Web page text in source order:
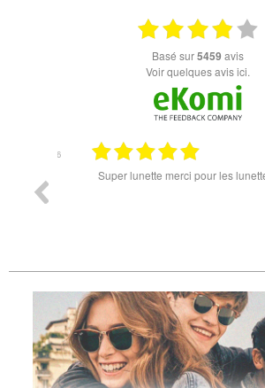
basé sur5459 avis
Voir quelques avis ici.
Super lunette merci pour les lunettes